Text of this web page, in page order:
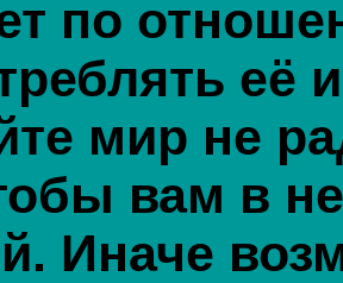
по
её
мир не
вам в
Иначе